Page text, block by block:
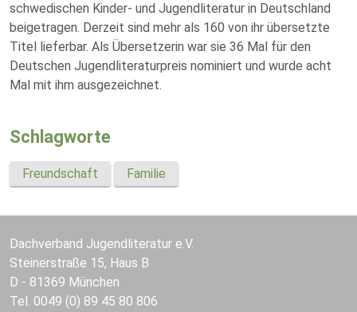
schwedischen Kinder- und Jugendliteratur in Deutschland
beigetragen. Derzeit sind mehr als 160 von ihr übersetzte
Titel lieferbar. Als Übersetzerin war sie 36 Mal für den
Deutschen Jugendliteraturpreis nominiert und wurde acht
Mal mit ihm ausgezeichnet.
Schlagworte
Freundschaft Familie
Dachverband Jugendliteratur e.V.
Steinerstraße 15, Haus B
D - 81369 München
Tel. 0049 (0) 89 45 80 806